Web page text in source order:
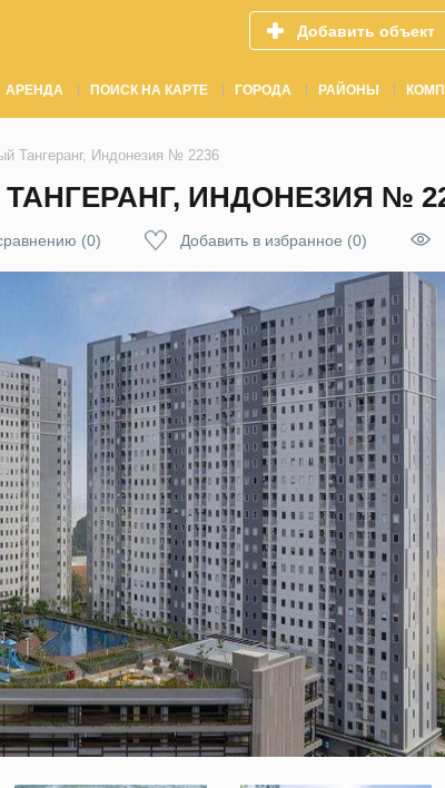
Добавить объект
АРЕНДА ПОИСК НА КАРТЕ ГОРОДА РАЙОНЫ
Тангеранг, Индонезия № 2236
ИНДОНЕЗИЯ №
(0) Добавить в избранное (0)